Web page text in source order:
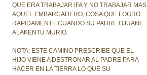
QUE ERA TRABAJAR IFA Y NO TRABAJAR MAS
AQUEL EMBARCADERO, COSA QUE LOGRO
RAPIDAMENTE CUANDO SU PADRE OJUANI
ALAKENTU MURIO.
NOTA: ESTE CAMINO PRESCRIBE QUE EL
HIJO VIENE A DESTRONAR AL PADRE PARA
HACER EN LA TIERRA LO QUE SU